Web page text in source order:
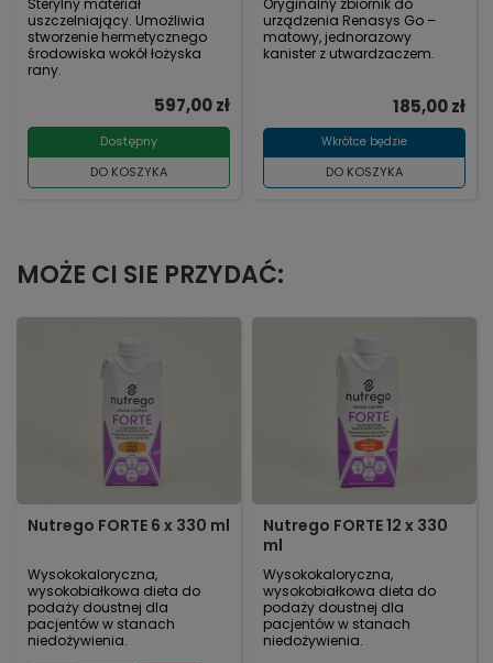
Sterylny materiał
uszczelniający. Umożliwia
stworzenie hermetycznego
środowiska wokół łożyska
rany.
Dostępny
DO KOSZYKA
597,00 zł
Oryginalny zbiornik do
urządzenia Renasys Go –
matowy, jednorazowy
kanister z utwardzaczem.
Wkrótce będzie
DO KOSZYKA
185,00 zł
MOŻE CI SIE PRZYDAĆ:
Nutrego FORTE 6 x 330 ml
Wysokokaloryczna,
wysokobiałkowa dieta do
podaży doustnej dla
pacjentów w stanach
niedożywienia.
Nutrego FORTE 12 x 330
ml
Wysokokaloryczna,
wysokobiałkowa dieta do
podaży doustnej dla
pacjentów w stanach
niedożywienia.